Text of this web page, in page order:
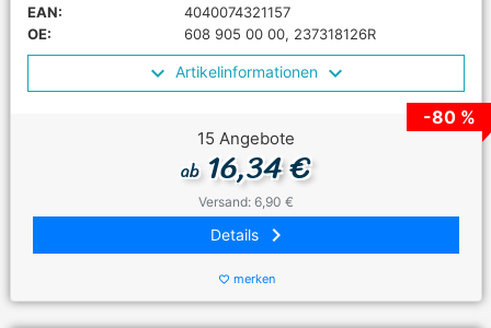
EAN:
4040074321157
OE:
608 905 00 00, 237318126R
Artikelinformationen
-80 %
15 Angebote
ab16,34 €
Versand: 6,90 €
Details keyboard_arrow_right
favorite_border merken